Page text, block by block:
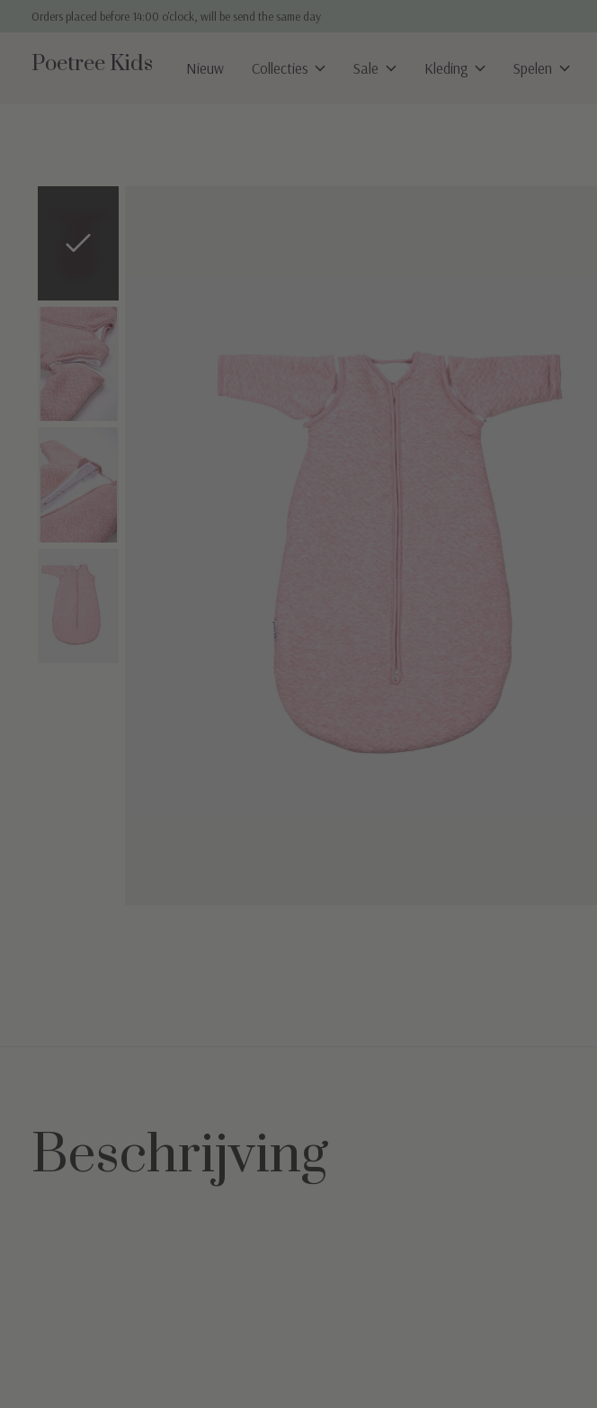
Orders placed before 14:00 o'clock, will be send the same day
Poetree Kids Nieuw Collecties Sale Kleding Spelen
Beschrijving